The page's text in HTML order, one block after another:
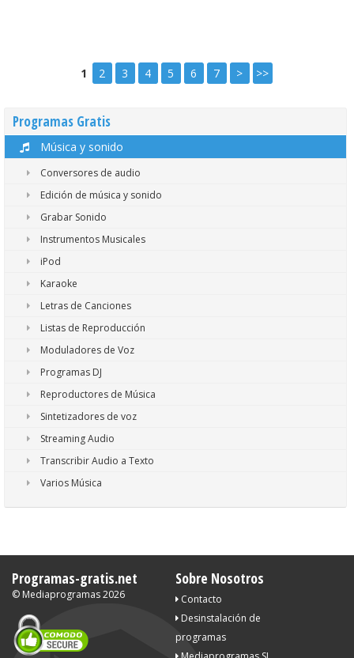
1 2 3 4 5 6 7 > >>
Programas Gratis
Música y sonido
Conversores de audio
Edición de música y sonido
Grabar Sonido
Instrumentos Musicales
iPod
Karaoke
Letras de Canciones
Listas de Reproducción
Moduladores de Voz
Programas DJ
Reproductores de Música
Sintetizadores de voz
Streaming Audio
Transcribir Audio a Texto
Varios Música
Programas-gratis.net
© Mediaprogramas2026
Sobre Nosotros
Contacto
Desinstalación de
programas